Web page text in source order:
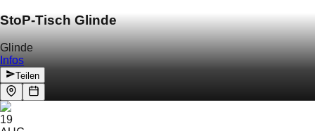
StoP-Tisch Glinde
Glinde
Infos
Teilen
19